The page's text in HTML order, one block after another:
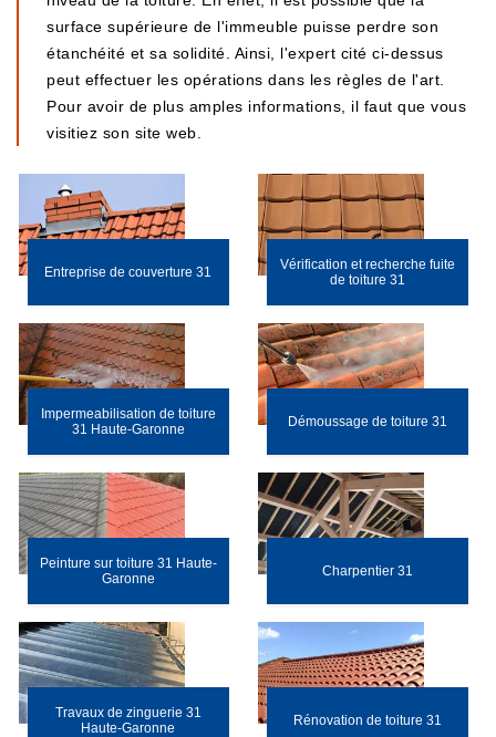
surface supérieure de l'immeuble puisse perdre son
étanchéité et sa solidité. Ainsi, l'expert cité ci-dessus
peut effectuer les opérations dans les règles de l'art.
Pour avoir de plus amples informations, il faut que vous
visitiez son site web.
Entreprise de couverture 31
Vérification et recherche fuite
de toiture 31
Impermeabilisation de toiture
31 Haute-Garonne
Démoussage de toiture 31
Peinture sur toiture 31 Haute-
Garonne
Charpentier 31
Travaux de zinguerie 31
Haute-Garonne
Rénovation de toiture 31